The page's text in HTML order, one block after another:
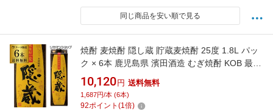
同じ商品を安い順で見る
焼酎 麦焼酎 隠し蔵 貯蔵麦焼酎 25度 1.8L パッ
ク × 6本 鹿児島県 濱田酒造 むぎ焼酎 KOB 最強
配送
10,120 円 送料無料
1,687円/本 (6本)
92ポイント (1倍)